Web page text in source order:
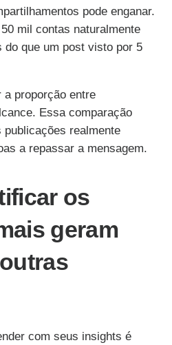
pode enganar.
mil contas naturalmente
do que um post visto por 5
proporção entre
Essa comparação
realmente
a repassar a mensagem.
os
geram
com seus insights é